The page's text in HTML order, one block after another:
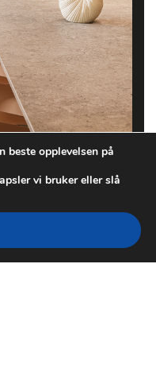
beste opplevelsen på
vi bruker eller slå